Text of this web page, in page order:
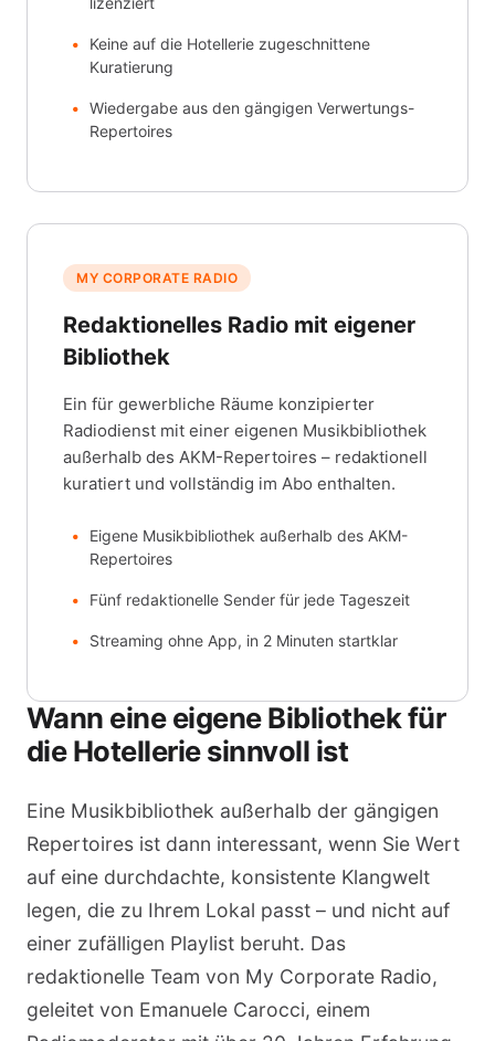
Keine auf die Hotellerie zugeschnittene
Kuratierung
Wiedergabe aus den gängigen Verwertungs-
Repertoires
MY CORPORATE RADIO
Redaktionelles Radio mit eigener
Bibliothek
Ein für gewerbliche Räume konzipierter
Radiodienst mit einer eigenen Musikbibliothek
außerhalb des AKM-Repertoires – redaktionell
kuratiert und vollständig im Abo enthalten.
Eigene Musikbibliothek außerhalb des AKM-
Repertoires
Fünf redaktionelle Sender für jede Tageszeit
Streaming ohne App, in 2 Minuten startklar
Wann eine eigene Bibliothek für
die Hotellerie sinnvoll ist
Eine Musikbibliothek außerhalb der gängigen
Repertoires ist dann interessant, wenn Sie Wert
auf eine durchdachte, konsistente Klangwelt
legen, die zu Ihrem Lokal passt – und nicht auf
einer zufälligen Playlist beruht. Das
redaktionelle Team von My Corporate Radio,
geleitet von Emanuele Carocci, einem